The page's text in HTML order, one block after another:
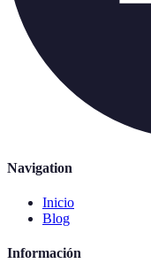
Navigation
Inicio
Blog
Información